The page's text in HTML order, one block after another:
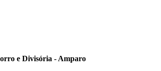
e Divisória - Amparo